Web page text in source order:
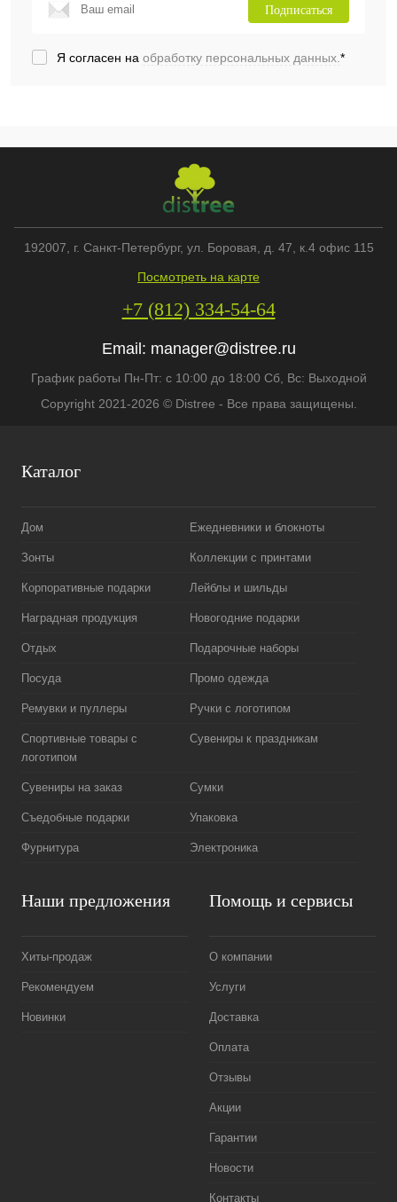
Подписаться
Я согласен на обработку персональных данных.*
Каталог
Дом Ежедневники и блокноты
Зонты Коллекции с принтами
Корпоративные подарки Лейблы и шильды
Наградная продукция Новогодние подарки
Отдых Подарочные наборы
Посуда Промо одежда
Ремувки и пуллеры Ручки с логотипом
Спортивные товары с
логотипом
Сувениры к праздникам
Сувениры на заказ Сумки
Съедобные подарки Упаковка
Фурнитура Электроника
Наши предложения
Хиты-продаж
Рекомендуем
Новинки
Помощь и сервисы
О компании
Услуги
Доставка
Оплата
Отзывы
Акции
Гарантии
Новости
Контакты
192007 , г. Санкт-Петербург, ул. Боровая, д. 47, к.4 офис 115
Посмотреть на карте
+7 (812) 334-54-64
Email: manager@distree.ru
График работы Пн-Пт: с 10:00 до 18:00 Сб, Вс: Выходной
Copyright 2021-2026 © Distree - Все права защищены.